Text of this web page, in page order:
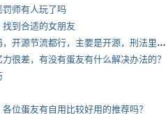
师有人玩了吗
到合适的女朋友
*
有啥搞钱的路子吗，开源节流都行，主要是开源，刑法里的咱不做
很差，有没有蛋友有什么解决办法的？
位蛋友有自用比较好用的推荐吗？